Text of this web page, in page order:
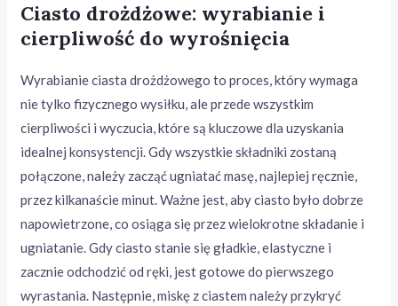
Ciasto drożdżowe: wyrabianie i
cierpliwość do wyrośnięcia
Wyrabianie ciasta drożdżowego to proces, który wymaga
nie tylko fizycznego wysiłku, ale przede wszystkim
cierpliwości i wyczucia, które są kluczowe dla uzyskania
idealnej konsystencji. Gdy wszystkie składniki zostaną
połączone, należy zacząć ugniatać masę, najlepiej ręcznie,
przez kilkanaście minut. Ważne jest, aby ciasto było dobrze
napowietrzone, co osiąga się przez wielokrotne składanie i
ugniatanie. Gdy ciasto stanie się gładkie, elastyczne i
zacznie odchodzić od ręki, jest gotowe do pierwszego
wyrastania. Następnie, miskę z ciastem należy przykryć